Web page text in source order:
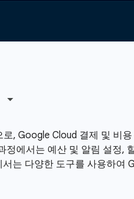
, Google Cloud 결제 및 비
에서는 예산 및 알림 설정
는 다양한 도구를 사용하